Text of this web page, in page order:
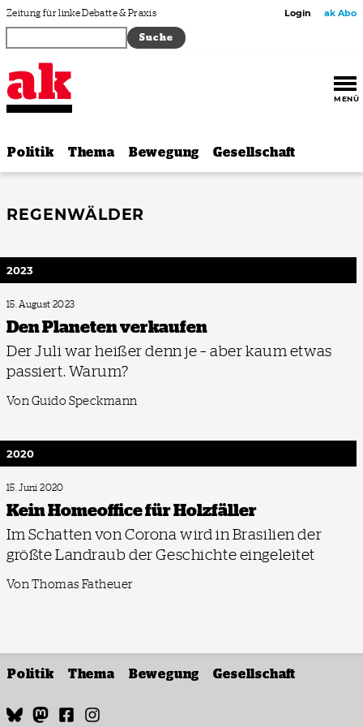
Zum Inhalt springen
Zeitung für linke Debatte & Praxis Login ak Abo
MENÜ
Politik Thema Bewegung Gesellschaft
REGENWÄLDER
2023
15. August 2023
Den Planeten verkaufen
Der Juli war heißer denn je – aber kaum etwas
passiert. Warum?
Von Guido Speckmann
2020
15. Juni 2020
Kein Homeoffice für Holzfäller
Im Schatten von Corona wird in Brasilien der
größte Landraub der Geschichte eingeleitet
Von Thomas Fatheuer
Politik Thema Bewegung Gesellschaft